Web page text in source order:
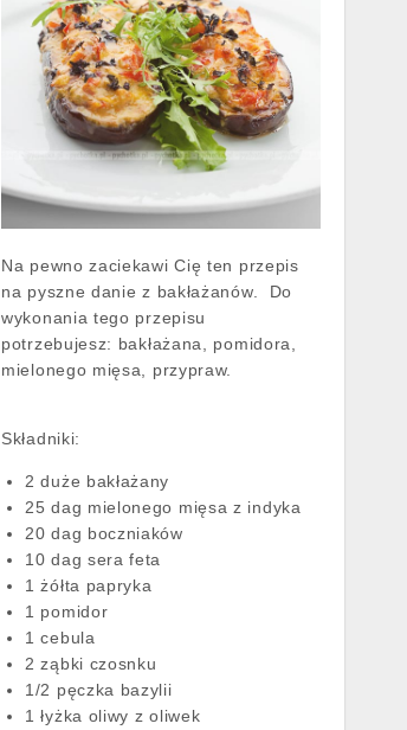
Na pewno zaciekawi Cię ten przepis
na pyszne danie z bakłażanów. Do
wykonania tego przepisu
potrzebujesz: bakłażana, pomidora,
mielonego mięsa, przypraw.
Składniki:
2 duże bakłażany
25 dag mielonego mięsa z indyka
20 dag boczniaków
10 dag sera feta
1 żółta papryka
1 pomidor
1 cebula
2 ząbki czosnku
1/2 pęczka bazylii
1 łyżka oliwy z oliwek